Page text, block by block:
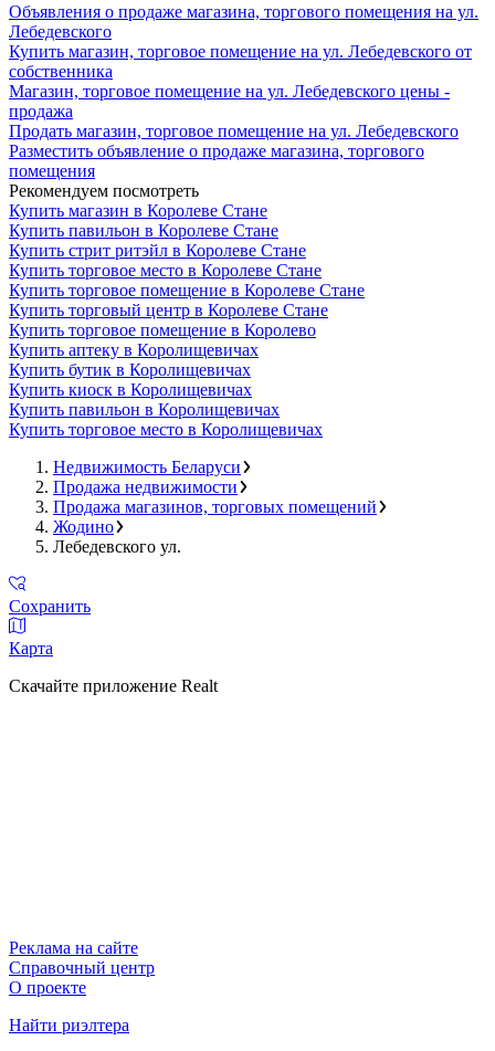
Объявления о продаже магазина, торгового помещения на ул.
Лебедевского
Купить магазин, торговое помещение на ул. Лебедевского от
собственника
Магазин, торговое помещение на ул. Лебедевского цены -
продажа
Продать магазин, торговое помещение на ул. Лебедевского
Разместить объявление о продаже магазина, торгового
помещения
Рекомендуем посмотреть
Купить магазин в Королеве Стане
Купить павильон в Королеве Стане
Купить стрит ритэйл в Королеве Стане
Купить торговое место в Королеве Стане
Купить торговое помещение в Королеве Стане
Купить торговый центр в Королеве Стане
Купить торговое помещение в Королево
Купить аптеку в Королищевичах
Купить бутик в Королищевичах
Купить киоск в Королищевичах
Купить павильон в Королищевичах
Купить торговое место в Королищевичах
Недвижимость Беларуси
Продажа недвижимости
Продажа магазинов, торговых помещений
Жодино
Лебедевского ул.
Сохранить
Карта
Скачайте приложение Realt
Реклама на сайте
Справочный центр
О проекте
Найти риэлтера